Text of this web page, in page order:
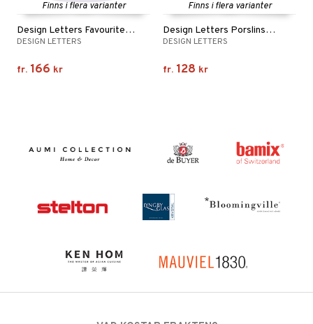
Finns i flera varianter
Design Letters Favourite Cups
DESIGN LETTERS
fr. 166 kr
Finns i flera varianter
Design Letters Porslinsmugg A-Z
DESIGN LETTERS
fr. 128 kr